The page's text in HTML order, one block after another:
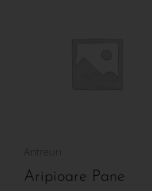
Antreuri
Aripioare Pane